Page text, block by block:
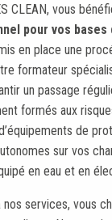
CLEAN, vous
pour vos bases
en place une
formateur
un passage
formés aux
de
sur vos
en eau et en
services, vous